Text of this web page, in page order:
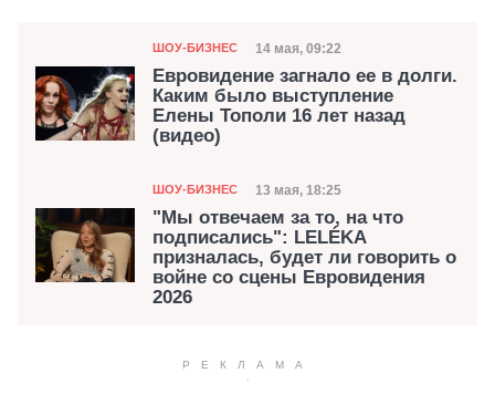
Категория
ШОУ-БИЗНЕС Дата публикации
14 мая, 09:22
Евровидение загнало ее в долги.
Каким было выступление
Елены Тополи 16 лет назад
(видео)
Категория
ШОУ-БИЗНЕС Дата публикации
13 мая, 18:25
"Мы отвечаем за то, на что
подписались": LELÉKA
призналась, будет ли говорить о
войне со сцены Евровидения
2026